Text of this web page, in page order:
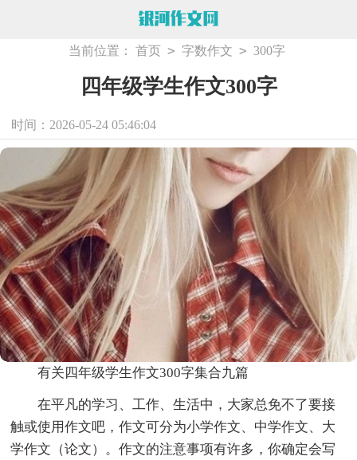
当前位置： 首页 > 字数作文 > 300字
四年级学生作文300字
时间：2026-05-24 05:46:04
有关四年级学生作文300字集合九篇
在平凡的学习、工作、生活中，大家总免不了要接
触或使用作文吧，作文可分为小学作文、中学作文、大
学作文（论文）。作文的注意事项有许多，你确定会写